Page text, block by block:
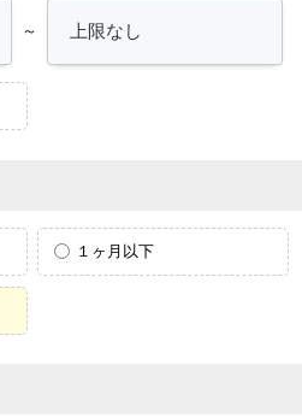
～
１ヶ月以下